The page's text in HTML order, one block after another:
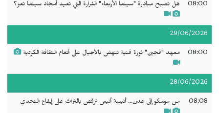
08:00 هل تصبح مبادرة "سينما الأربعاء" الشرارة التي تعيد أمجاد سينما تعز؟
29/06/2026
08:00 معهد "فجين" ثورة فنية تنهض بالأجيال على أنغام الثقافة الكردية
28/06/2026
08:08 من موسكو إلى عدن... أنيسة أنيس ترقص بالتراث على إيقاع التحدي